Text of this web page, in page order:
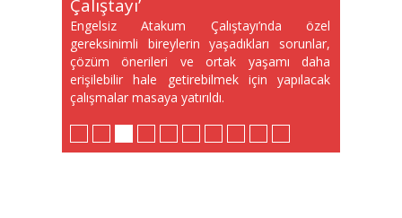
Başına Kaldıramaz
Kurtuluş Yolu’nda
Çalıştayı’
Engelsiz Atakum Çalıştayı’nda özel
gereksinimli bireylerin yaşadıkları sorunlar,
çözüm önerileri ve ortak yaşamı daha
erişilebilir hale getirebilmek için yapılacak
çalışmalar masaya yatırıldı.
Kurallar
Meclise Taşıdı
Fotoğraflarla Anıldı
Rüzgarı
Buluşma
Yolunda